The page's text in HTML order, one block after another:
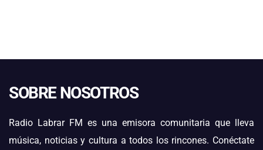
SOBRE NOSOTROS
Radio Labrar FM es una emisora comunitaria que lleva
música, noticias y cultura a todos los rincones. Conéctate